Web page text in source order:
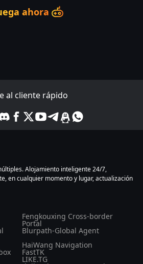
ahora
al cliente rápido
Alojamiento inteligente 24/7,
en cualquier momento y lugar, actualización
Fengkouxing Cross-border
Portal
Blurpath-Global Agent
HaiWang Navigation
FastTK
LIKE.TG